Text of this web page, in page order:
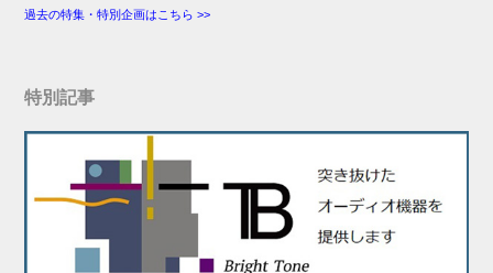
過去の特集・特別企画はこちら >>
特別記事